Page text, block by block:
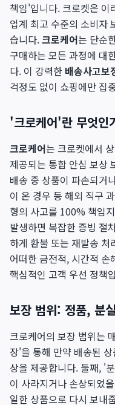
책임'입니다. 크로켓은 이
업계 최고 수준의 소비자
습니다.크로케어는 단순
구매하는 모든 과정에 대
다. 이 강력한 배송사고보
걱정도 없이 쇼핑에만 집
'크로케어'란 무엇인
크로케어는 크로켓에서
제공되는 통합 안심 보상
배송 중 상품이 파손되거
이 온 경우 등 해외 직구
형의 사고를 100% 책임
발생하면 복잡한 증빙 절
하게 환불 또는 재발송
어떠한 금전적, 시간적 손
핵심적인 고객 우선 정책
보장 범위: 정품, 분
크로케어의 보장 범위는
장'을 통해 만약 배송된
상을 제공합니다. 둘째, '
이 사라지거나 손상되었
일한 상품으로 다시 보내